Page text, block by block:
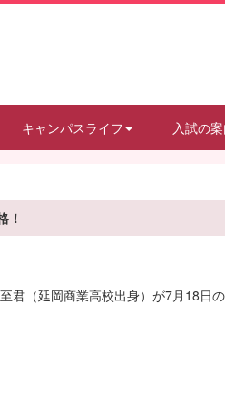
キャンパスライフ 入試の
！
君（延岡商業高校出身）が7月18日